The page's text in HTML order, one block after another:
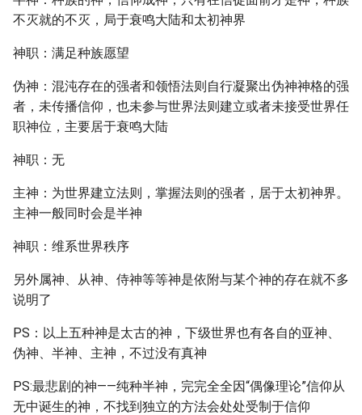
不灭就的不灭，局于衰鸣大陆和太初神界
神职：满足种族愿望
伪神：混沌存在的强者和领悟法则自行凝聚出伪神神格的强
者，未传播信仰，也未参与世界法则建立或者未接受世界任
职神位，主要居于衰鸣大陆
神职：无
主神：为世界建立法则，掌握法则的强者，居于太初神界。
主神一般同时会是半神
神职：维系世界秩序
另外属神、从神、侍神等等神是依附与某个神的存在就不多
说明了
PS：以上五种神是太古的神，下级世界也有各自的亚神、
伪神、半神、主神，不过没有真神
PS:最悲剧的神——纯种半神，完完全全因“偶像理论”信仰从
无中诞生的神，不找到独立的方法会处处受制于信仰